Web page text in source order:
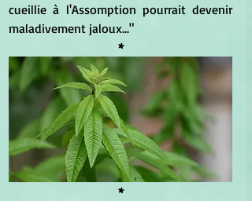
cueillie à l'Assomption pourrait devenir
maladivement jaloux..."
*
*